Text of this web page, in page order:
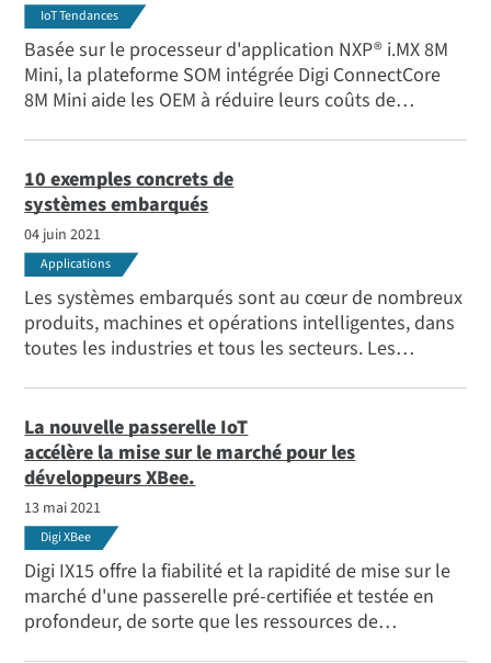
IoT Tendances
Basée sur le processeur d'application NXP® i.MX 8M
Mini, la plateforme SOM intégrée Digi ConnectCore
8M Mini aide les OEM à réduire leurs coûts de
10 exemples concrets de
systèmes embarqués
04 juin 2021
Applications
Les systèmes embarqués sont au cœur de nombreux
produits, machines et opérations intelligentes, dans
toutes les industries et tous les secteurs. Les
appareils ménagers, des dispositifs médicaux, des
bornes interactives et d'autres équipements que
nous utilisons dans notre vie quotidienne. Cet article
couvre une série d'exemples de systèmes
embarqués.
La nouvelle passerelle IoT
accélère la mise sur le marché pour les
développeurs XBee.
13 mai 2021
Digi XBee
Digi IX15 offre la fiabilité et la rapidité de mise sur le
marché d'une passerelle pré-certifiée et testée en
profondeur, de sorte que les ressources de